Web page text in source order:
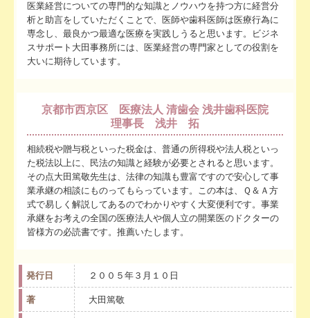
医業経営についての専門的な知識とノウハウを持つ方に経営分
析と助言をしていただくことで、医師や歯科医師は医療行為に
専念し、最良かつ最適な医療を実践しうると思います。ビジネ
スサポート大田事務所には、医業経営の専門家としての役割を
大いに期待しています。
京都市西京区 医療法人 清歯会 浅井歯科医院
理事長 浅井 拓
相続税や贈与税といった税金は、普通の所得税や法人税といっ
た税法以上に、民法の知識と経験が必要とされると思います。
その点大田篤敬先生は、法律の知識も豊富ですので安心して事
業承継の相談にものってもらっています。この本は、Ｑ＆Ａ方
式で易しく解説してあるのでわかりやすく大変便利です。事業
承継をお考えの全国の医療法人や個人立の開業医のドクターの
皆様方の必読書です。推薦いたします。
発行日 ２００５年３月１０日
著 大田篤敬